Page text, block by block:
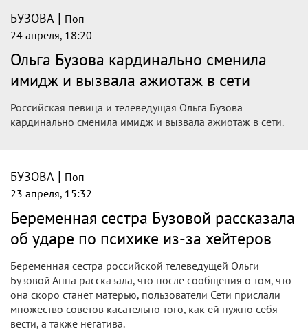
БУЗОВА | Поп
24 апреля, 18:20
Ольга Бузова кардинально сменила
имидж и вызвала ажиотаж в сети
Российская певица и телеведущая Ольга Бузова
кардинально сменила имидж и вызвала ажиотаж в сети.
БУЗОВА | Поп
23 апреля, 15:32
Беременная сестра Бузовой рассказала
об ударе по психике из-за хейтеров
Беременная сестра российской телеведущей Ольги
Бузовой Анна рассказала, что после сообщения о том, что
она скоро станет матерью, пользователи Сети прислали
множество советов касательно того, как ей нужно себя
вести, а также негатива.